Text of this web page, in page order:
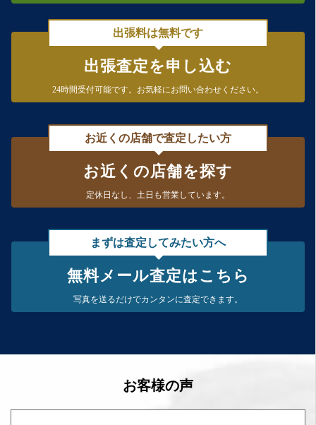
出張料は無料です
出張査定を申し込む
24時間受付可能です。 お気軽にお問い合わせください。
お近くの店舗で査定したい方
お近くの店舗を探す
定休日なし、 土日も営業しています。
まずは査定してみたい方へ
無料メール査定はこちら
写真を送るだけでカンタンに査定できます。
お客様の声